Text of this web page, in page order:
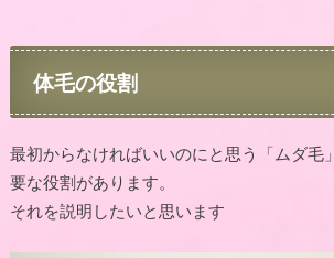
体毛の役割
最初からなければいいのにと思う「ムダ毛
要な役割があります。
それを説明したいと思います